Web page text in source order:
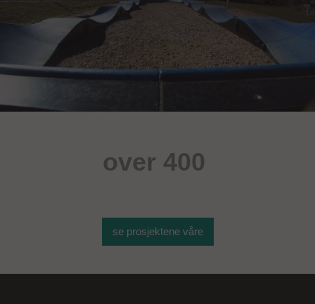
over 400
se prosjektene våre